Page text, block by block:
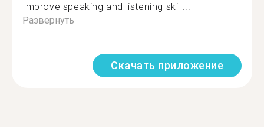
Improve speaking and listening skill...
Развернуть
Скачать приложение